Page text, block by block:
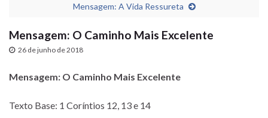
Mensagem: A Vida Ressureta
Mensagem: O Caminho Mais Excelente
26 de junho de 2018
Mensagem: O Caminho Mais Excelente
Texto Base: 1 Corí­ntios 12, 13 e 14